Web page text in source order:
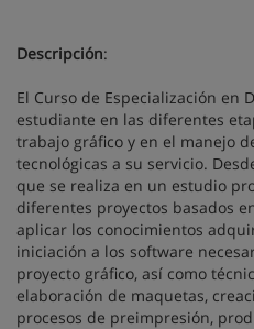
Descripción:
El Curso de Especialización en
estudiante en las diferentes
trabajo gráfico y en el manejo
tecnológicas a su servicio.
que se realiza en un estudio
diferentes proyectos basados
aplicar los conocimientos
iniciación a los software
proyecto gráfico, así como
elaboración de maquetas,
procesos de preimpresión,